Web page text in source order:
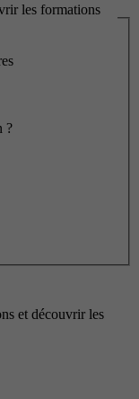
les formations
?
et découvrir les